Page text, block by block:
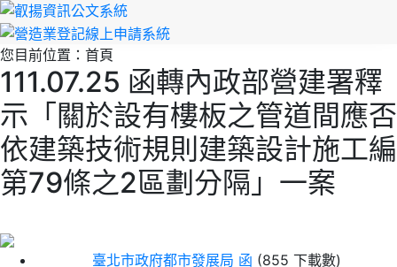
您目前位置： 首頁
111.07.25 函轉內政部營建署釋
示「關於設有樓板之管道間應否
依建築技術規則建築設計施工編
第79條之2區劃分隔」一案
臺北市政府都市發展局 函 (855 下載數)